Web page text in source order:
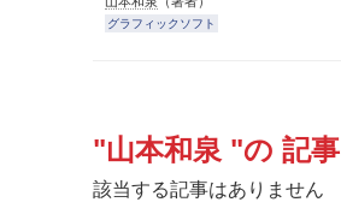
グラフィックソフト
"山本和泉 "の 記事
該当する記事はありません